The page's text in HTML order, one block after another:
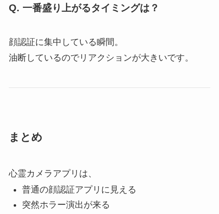
Q. 一番盛り上がるタイミングは？
顔認証に集中している瞬間。
油断しているのでリアクションが大きいです。
まとめ
心霊カメラアプリは、
普通の顔認証アプリに見える
突然ホラー演出が来る